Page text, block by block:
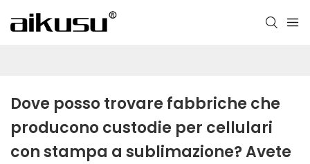
Dove posso trovare fabbriche che
producono custodie per cellulari
con stampa a sublimazione? Avete